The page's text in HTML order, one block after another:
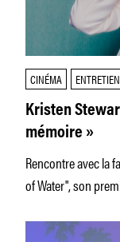
CINÉMA
Kristen
mémoire »
Rencontre avec la
of Water", son